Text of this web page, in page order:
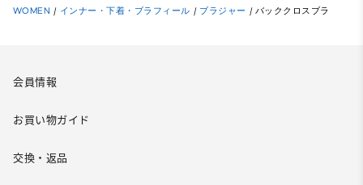
WOMEN / インナー・下着・ブラフィール / ブラジャー / バッククロスブラ
会員情報
お買い物ガイド
交換・返品